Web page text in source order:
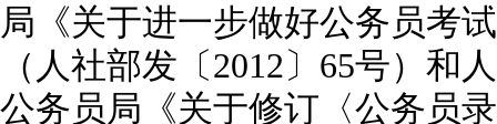
局《关于进一步做好公务员考
（人社部发〔2012〕65号）和
公务员局《关于修订〈公务员